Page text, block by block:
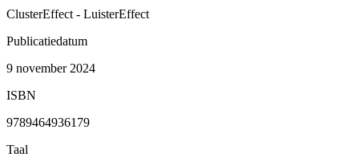
ClusterEffect - LuisterEffect
Publicatiedatum
9 november 2024
ISBN
9789464936179
Taal